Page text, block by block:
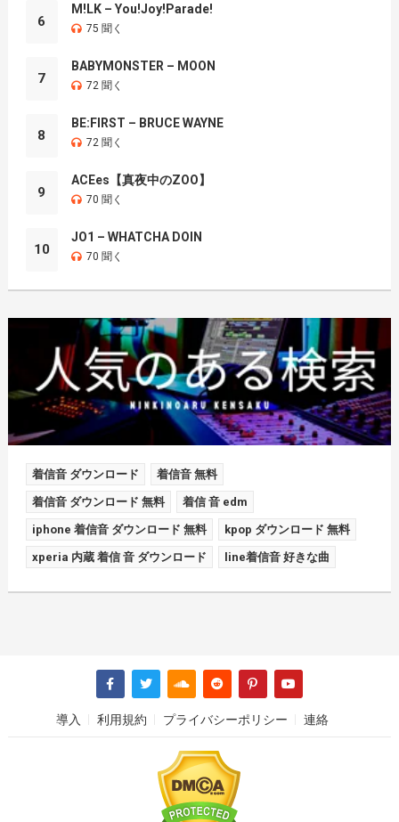
6
M!LK – You!Joy!Parade!
75 聞く
7
BABYMONSTER – MOON
72 聞く
8
BE:FIRST – BRUCE WAYNE
72 聞く
9
ACEes【真夜中のZOO】
70 聞く
10
JO1 – WHATCHA DOIN
70 聞く
着信音 ダウンロード 着信音 無料
着信音 ダウンロード 無料 着信 音 edm
iphone 着信音 ダウンロード 無料 kpop ダウンロード 無料
xperia 内蔵 着信 音 ダウンロード line着信音 好きな曲
導入 利用規約 プライバシーポリシー 連絡